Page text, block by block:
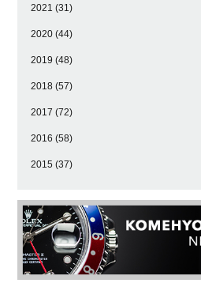
2021 (31)
2020 (44)
2019 (48)
2018 (57)
2017 (72)
2016 (58)
2015 (37)